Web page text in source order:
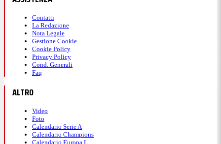
Contatti
La Redazione
Nota Legale
Gestione Cookie
Cookie Policy
Privacy Policy
Cond. Generali
Faq
ALTRO
Video
Foto
Calendario Serie A
Calendario Champions
Calendario Europa L.